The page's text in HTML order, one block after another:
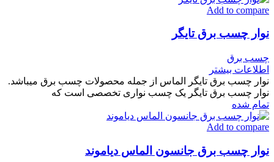
Add to compare
نوار چسب برق تایگر
چسب برق
اطلاعات بیشتر
نوار چسب برق تایگر الماس از جمله محصولات چسب برق میباشد.
نوار چسب برق تایگر یک چسب نواری تخصصی است که
تمام شده
Add to compare
نوار چسب برق جانسون الماس دیاموند